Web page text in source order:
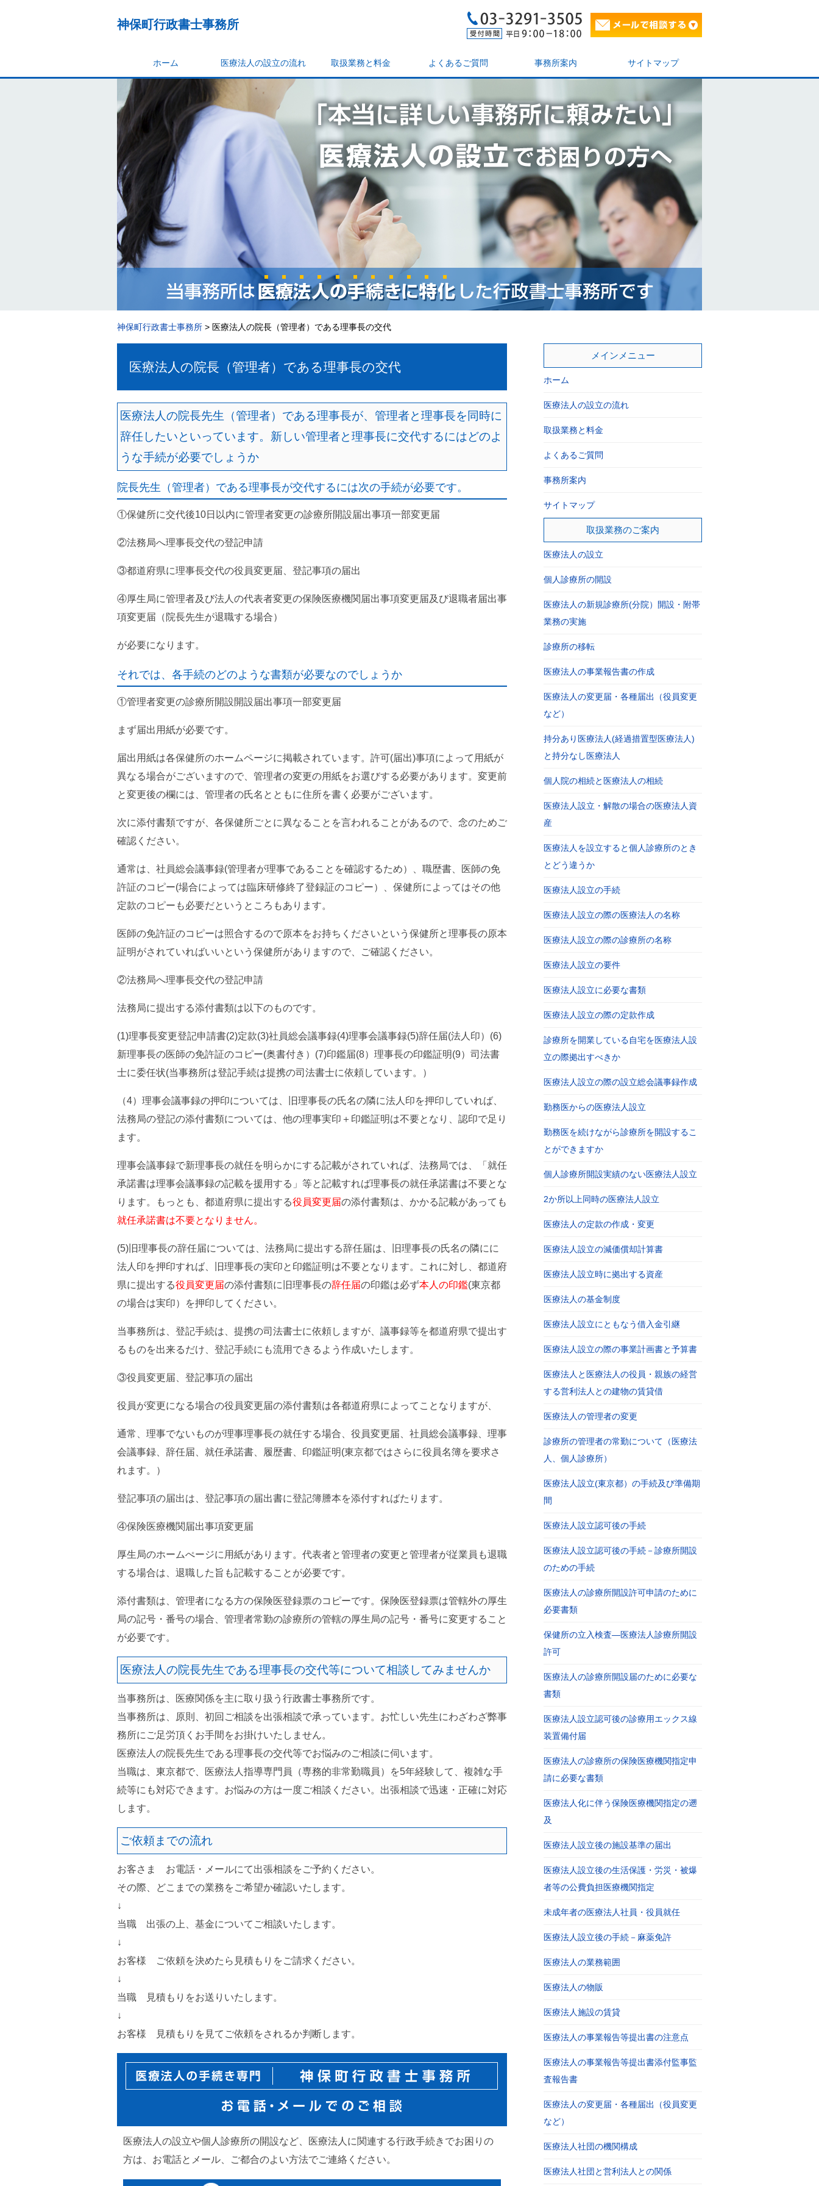
神保町行政書士事務所
ホーム 医療法人の設立の流れ 取扱業務と料金 よくあるご質問 事務所案内 サイトマップ
神保町行政書士事務所 > 医療法人の院長（管理者）である理事長の交代
医療法人の院長（管理者）である理事長の交代
医療法人の院長先生（管理者）である理事長が、管理者と理事長を同時に
辞任したいといっています。新しい管理者と理事長に交代するにはどのよ
うな手続が必要でしょうか
院長先生（管理者）である理事長が交代するには次の手続が必要です。
①保健所に交代後10日以内に管理者変更の診療所開設届出事項一部変更届
②法務局へ理事長交代の登記申請
③都道府県に理事長交代の役員変更届、登記事項の届出
④厚生局に管理者及び法人の代表者変更の保険医療機関届出事項変更届及び退職者届出事
項変更届（院長先生が退職する場合）
が必要になります。
それでは、各手続のどのような書類が必要なのでしょうか
①管理者変更の診療所開設開設届出事項一部変更届
まず届出用紙が必要です。
届出用紙は各保健所のホームページに掲載されています。許可(届出)事項によって用紙が
異なる場合がございますので、管理者の変更の用紙をお選びする必要があります。変更前
と変更後の欄には、管理者の氏名とともに住所を書く必要がございます。
次に添付書類ですが、各保健所ごとに異なることを言われることがあるので、念のためご
確認ください。
通常は、社員総会議事録(管理者が理事であることを確認するため）、職歴書、医師の免
許証のコピー(場合によっては臨床研修終了登録証のコピー）、保健所によってはその他
定款のコピーも必要だというところもあります。
医師の免許証のコピーは照合するので原本をお持ちくださいという保健所と理事長の原本
証明がされていればいいという保健所がありますので、ご確認ください。
②法務局へ理事長交代の登記申請
法務局に提出する添付書類は以下のものです。
(1)理事長変更登記申請書(2)定款(3)社員総会議事録(4)理事会議事録(5)辞任届(法人印）(6)
新理事長の医師の免許証のコピー(奥書付き）(7)印鑑届(8）理事長の印鑑証明(9）司法書
士に委任状(当事務所は登記手続は提携の司法書士に依頼しています。）
（4）理事会議事録の押印については、旧理事長の氏名の隣に法人印を押印していれば、
法務局の登記の添付書類については、他の理事実印＋印鑑証明は不要となり、認印で足り
ます。
理事会議事録で新理事長の就任を明らかにする記載がされていれば、法務局では、「就任
承諾書は理事会議事録の記載を援用する」等と記載すれば理事長の就任承諾書は不要とな
ります。もっとも、都道府県に提出する役員変更届の添付書類は、かかる記載があっても
就任承諾書は不要となりません。
(5)旧理事長の辞任届については、法務局に提出する辞任届は、旧理事長の氏名の隣にに
法人印を押印すれば、旧理事長の実印と印鑑証明は不要となります。これに対し、都道府
県に提出する役員変更届の添付書類に旧理事長の辞任届の印鑑は必ず本人の印鑑(東京都
の場合は実印）を押印してください。
当事務所は、登記手続は、提携の司法書士に依頼しますが、議事録等を都道府県で提出す
るものを出来るだけ、登記手続にも流用できるよう作成いたします。
③役員変更届、登記事項の届出
役員が変更になる場合の役員変更届の添付書類は各都道府県によってことなりますが、
通常、理事でないものが理事理事長の就任する場合、役員変更届、社員総会議事録、理事
会議事録、辞任届、就任承諾書、履歴書、印鑑証明(東京都ではさらに役員名簿を要求さ
れます。）
登記事項の届出は、登記事項の届出書に登記簿謄本を添付すればたります。
④保険医療機関届出事項変更届
厚生局のホームぺージに用紙があります。代表者と管理者の変更と管理者が従業員も退職
する場合は、退職した旨も記載することが必要です。
添付書類は、管理者になる方の保険医登録票のコピーです。保険医登録票は管轄外の厚生
局の記号・番号の場合、管理者常勤の診療所の管轄の厚生局の記号・番号に変更すること
が必要です。
医療法人の院長先生である理事長の交代等について相談してみませんか
当事務所は、医療関係を主に取り扱う行政書士事務所です。
当事務所は、原則、初回ご相談を出張相談で承っています。お忙しい先生にわざわざ弊事
務所にご足労頂くお手間をお掛けいたしません。
医療法人の院長先生である理事長の交代等でお悩みのご相談に伺います。
当職は、東京都で、医療法人指導専門員（専務的非常勤職員）を5年経験して、複雑な手
続等にも対応できます。お悩みの方は一度ご相談ください。出張相談で迅速・正確に対応
します。
ご依頼までの流れ
お客さま お電話・メールにて出張相談をご予約ください。
その際、どこまでの業務をご希望か確認いたします。
↓
当職 出張の上、基金についてご相談いたします。
↓
お客様 ご依頼を決めたら見積もりをご請求ください。
↓
当職 見積もりをお送りいたします。
↓
お客様 見積もりを見てご依頼をされるか判断します。
医療法人の設立や個人診療所の開設など、医療法人に関連する行政手続きでお困りの
方は、お電話とメール、ご都合のよい方法でご連絡ください。
メインメニュー
ホーム
医療法人の設立の流れ
取扱業務と料金
よくあるご質問
事務所案内
サイトマップ
取扱業務のご案内
医療法人の設立
個人診療所の開設
医療法人の新規診療所(分院）開設・附帯
業務の実施
診療所の移転
医療法人の事業報告書の作成
医療法人の変更届・各種届出（役員変更
など）
持分あり医療法人(経過措置型医療法人)
と持分なし医療法人
個人院の相続と医療法人の相続
医療法人設立・解散の場合の医療法人資
産
医療法人を設立すると個人診療所のとき
とどう違うか
医療法人設立の手続
医療法人設立の際の医療法人の名称
医療法人設立の際の診療所の名称
医療法人設立の要件
医療法人設立に必要な書類
医療法人設立の際の定款作成
診療所を開業している自宅を医療法人設
立の際拠出すべきか
医療法人設立の際の設立総会議事録作成
勤務医からの医療法人設立
勤務医を続けながら診療所を開設するこ
とができますか
個人診療所開設実績のない医療法人設立
2か所以上同時の医療法人設立
医療法人の定款の作成・変更
医療法人設立の減価償却計算書
医療法人設立時に拠出する資産
医療法人の基金制度
医療法人設立にともなう借入金引継
医療法人設立の際の事業計画書と予算書
医療法人と医療法人の役員・親族の経営
する営利法人との建物の賃貸借
医療法人の管理者の変更
診療所の管理者の常勤について（医療法
人、個人診療所）
医療法人設立(東京都）の手続及び準備期
間
医療法人設立認可後の手続
医療法人設立認可後の手続－診療所開設
のための手続
医療法人の診療所開設許可申請のために
必要書類
保健所の立入検査―医療法人診療所開設
許可
医療法人の診療所開設届のために必要な
書類
医療法人設立認可後の診療用エックス線
装置備付届
医療法人の診療所の保険医療機関指定申
請に必要な書類
医療法人化に伴う保険医療機関指定の遡
及
医療法人設立後の施設基準の届出
医療法人設立後の生活保護・労災・被爆
者等の公費負担医療機関指定
未成年者の医療法人社員・役員就任
医療法人設立後の手続－麻薬免許
医療法人の業務範囲
医療法人の物販
医療法人施設の賃貸
医療法人の事業報告等提出書の注意点
医療法人の事業報告等提出書添付監事監
査報告書
医療法人の変更届・各種届出（役員変更
など）
医療法人社団の機関構成
医療法人社団と営利法人との関係